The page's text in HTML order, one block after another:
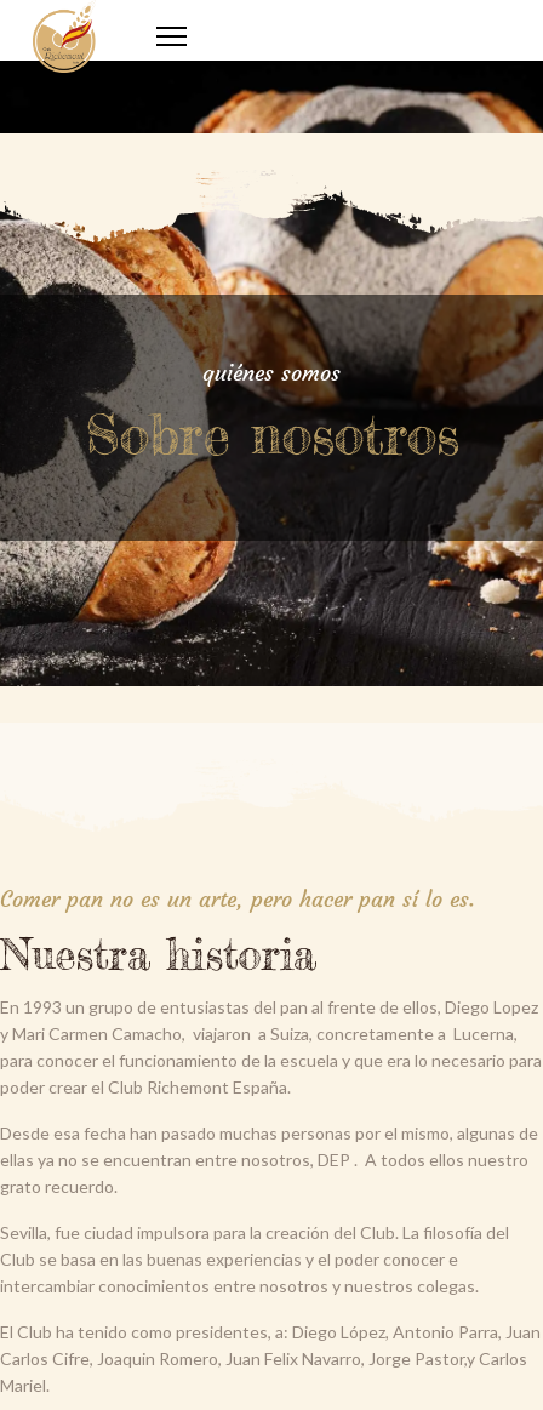
quiénes somos
Sobre nosotros
Comer pan no es un arte, pero hacer pan sí lo es.
Nuestra historia
En 1993 un grupo de entusiastas del pan al frente de ellos, Diego Lopez
y Mari Carmen Camacho, viajaron a Suiza, concretamente a Lucerna,
para conocer el funcionamiento de la escuela y que era lo necesario para
poder crear el Club Richemont España.
Desde esa fecha han pasado muchas personas por el mismo, algunas de
ellas ya no se encuentran entre nosotros, DEP . A todos ellos nuestro
grato recuerdo.
Sevilla, fue ciudad impulsora para la creación del Club. La filosofía del
Club se basa en las buenas experiencias y el poder conocer e
intercambiar conocimientos entre nosotros y nuestros colegas.
El Club ha tenido como presidentes, a: Diego López, Antonio Parra, Juan
Carlos Cifre, Joaquin Romero, Juan Felix Navarro, Jorge Pastor,y Carlos
Mariel.